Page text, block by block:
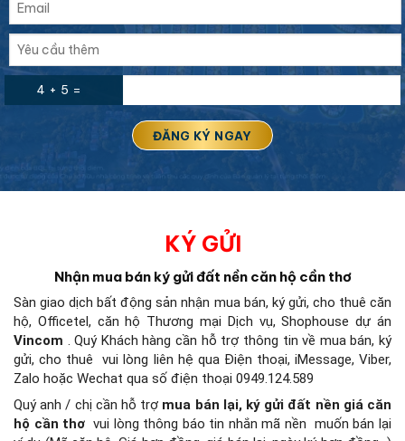
4 + 5 =
KÝ GỬI
Nhận mua bán ký gửi đất nền căn hộ cần thơ
Sàn giao dịch bất động sảnnhận mua bán, ký gửi, cho thuê căn
hộ, Officetel, căn hộ Thương mại Dịch vụ, Shophouse dự án
Vincom .Quý Khách hàng cần hỗ trợ thông tin về mua bán, ký
gửi, cho thuê
vui lòng liên hệ qua Điện thoại, iMessage, Viber,
Zalo hoặc Wechat qua số điện thoại 0949.124.589
Quý anh / chị cần hỗ trợ mua bán lại, ký gửi đất nền giá căn
hộ cần thơ vui lòng thông báo tin nhắn mã nền muốn bán lại